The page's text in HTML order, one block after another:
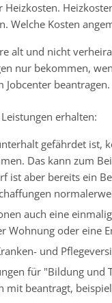
Welche Kosten
alt und nicht
nur bekommen,
Jobcenter beantragen.
erhalten:
gefährdet ist,
Das kann zum
ist aber bereits ein
auch eine
Wohnung oder eine
und
für "Bildung
mit beantragt,